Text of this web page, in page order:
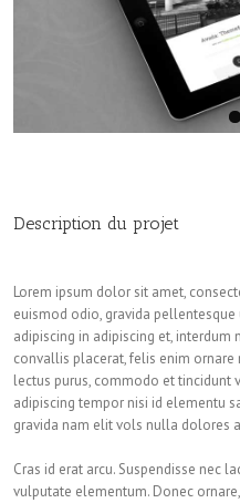
Description du projet
Lorem ipsum dolor sit amet,
euismod odio, gravida pellentesque
adipiscing in adipiscing et, interdum
convallis placerat, felis enim ornare
lectus purus, commodo et tincidunt
adipiscing tempor nisi id elementu
gravida nam elit vols nulla dolores
Cras id erat arcu. Suspendisse nec
vulputate elementum. Donec